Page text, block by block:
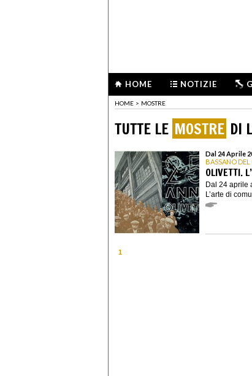
HOME NOTIZIE
HOME > MOSTRE
TUTTE LE MOSTRE DI
Dal 24 Aprile
BASSANO DEL
OLIVETTI.
Dal 24 aprile
L’arte di
1